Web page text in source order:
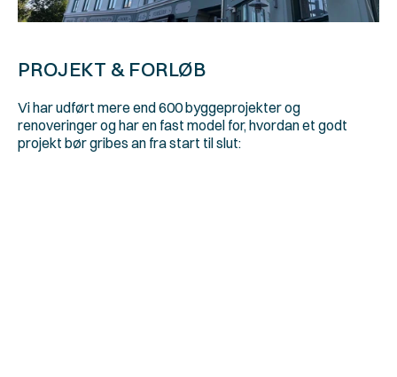
PROJEKT & FORLØB
Vi har udført mere end 600 byggeprojekter og
renoveringer og har en fast model for, hvordan et godt
projekt bør gribes an fra start til slut: